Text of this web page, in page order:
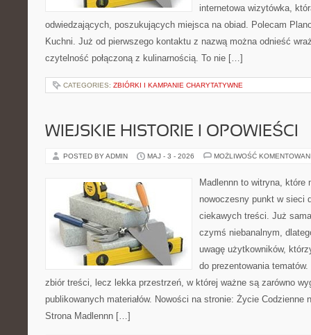
internetowa wizytówka,
odwiedzających, poszukujących miejsca na obiad. Polecam
Kuchni. Już od pierwszego kontaktu z nazwą można odnieść
czytelność połączoną z kulinarnością. To nie […]
CATEGORIES: ZBIÓRKI I KAMPANIE CHARYTATYWNE
WIEJSKIE HISTORIE I OPOWIEŚCI
POSTED BY ADMIN MAJ - 3 - 2026 MOŻLIWOŚĆ
Madlennn to witryna, które
nowoczesny punkt w sieci
ciekawych treści. Już
czymś niebanalnym,
uwagę użytkowników,
do prezentowania
zbiór treści, lecz lekka przestrzeń, w której ważne są zarówno
publikowanych materiałów. Nowości na stronie: Życie Codzienne
Strona Madlennn […]